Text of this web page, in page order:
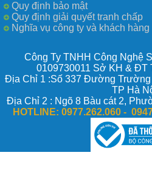
Quy định bảo mật
Quy định giải quyết tranh chấp
Nghĩa vụ công ty và khách hàng
Công Ty TNHH Công Nghệ
0109730011 Sở KH & ĐT
Địa Chỉ 1 :Số 337 Đường Trường
TP Hà
Địa Chỉ 2 : Ngõ 8 Bàu cát 2,
HOTLINE: 0977.262.060 -